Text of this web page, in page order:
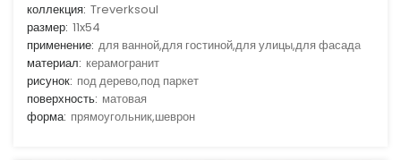
коллекция: Treverksoul
размер: 11x54
применение: для ванной,для гостиной,для улицы,для фасада
материал: керамогранит
рисунок: под дерево,под паркет
поверхность: матовая
форма: прямоугольник,шеврон